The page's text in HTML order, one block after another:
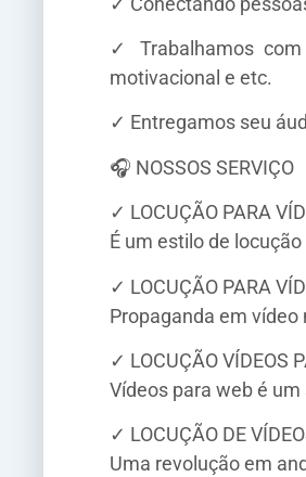
✓ Trabalhamos com
motivacional e etc.
✓ Entregamos seu
🎧 NOSSOS SERVIÇO
✓ LOCUÇÃO PARA
É um estilo de
✓ LOCUÇÃO PARA
Propaganda em vídeo
✓ LOCUÇÃO VÍDEOS
Vídeos para web é
✓ LOCUÇÃO DE
Uma revolução em